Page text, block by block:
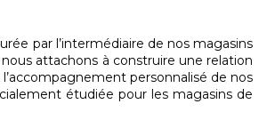
par l’intermédiaire de nos magasins
attachons à construire une relation
personnalisé de nos
étudiée pour les magasins de